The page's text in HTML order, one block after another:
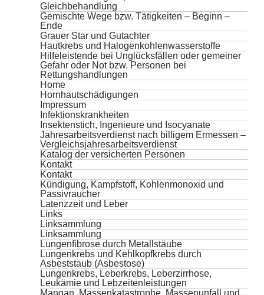
Gleichbehandlung
Gemischte Wege bzw. Tätigkeiten – Beginn –
Ende
Grauer Star und Gutachter
Hautkrebs und Halogenkohlenwasserstoffe
Hilfeleistende bei Unglücksfällen oder gemeiner
Gefahr oder Not bzw. Personen bei
Rettungshandlungen
Home
Hornhautschädigungen
Impressum
Infektionskrankheiten
Insektenstich, Ingenieure und Isocyanate
Jahresarbeitsverdienst nach billigem Ermessen –
Vergleichsjahresarbeitsverdienst
Katalog der versicherten Personen
Kontakt
Kontakt
Kündigung, Kampfstoff, Kohlenmonoxid und
Passivraucher
Latenzzeit und Leber
Links
Linksammlung
Linksammlung
Lungenfibrose durch Metallstäube
Lungenkrebs und Kehlkopfkrebs durch
Asbeststaub (Asbestose)
Lungenkrebs, Leberkrebs, Leberzirrhose,
Leukämie und Lebzeitenleistungen
Mangan, Massenkatastrophe, Massenunfall und